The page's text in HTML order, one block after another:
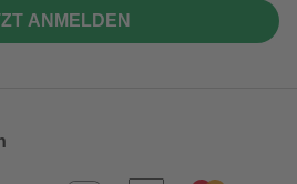
ANMELDEN